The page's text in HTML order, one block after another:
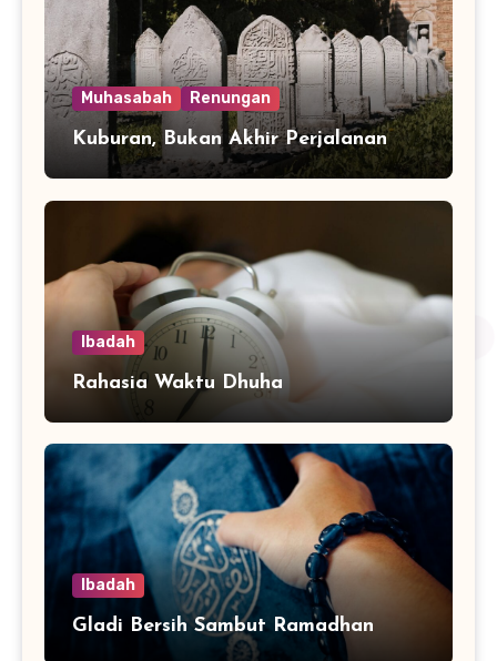
Muhasabah Renungan
Kuburan, Bukan Akhir Perjalanan
Ibadah
Rahasia Waktu Dhuha
Ibadah
Gladi Bersih Sambut Ramadhan